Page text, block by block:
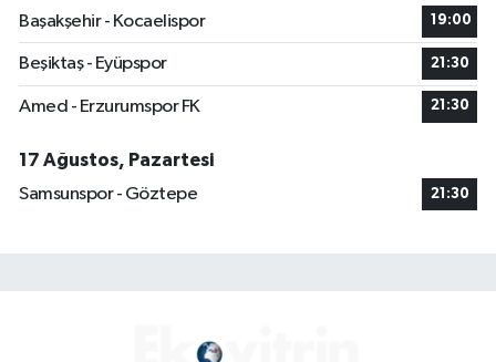
Başakşehir - Kocaelispor
19:00
Beşiktaş - Eyüpspor 21:30
Amed - Erzurumspor FK 21:30
17 Ağustos, Pazartesi
Samsunspor - Göztepe
21:30